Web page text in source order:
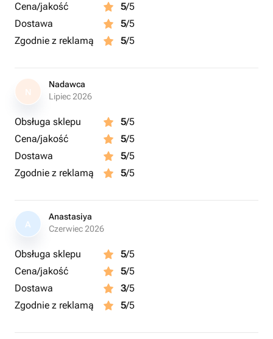
Cena/jakość
5/5
Dostawa
5/5
Zgodnie z reklamą
5/5
N
Nadawca
Lipiec 2026
Obsługa sklepu 5/5
Cena/jakość
5/5
Dostawa
5/5
Zgodnie z reklamą
5/5
A
Anastasiya
Czerwiec 2026
Obsługa sklepu 5/5
Cena/jakość
5/5
Dostawa
3/5
Zgodnie z reklamą
5/5